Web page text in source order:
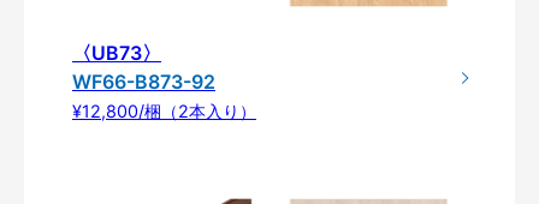
〈UB73〉
WF66-B873-92
¥12,800/梱（2本入り）